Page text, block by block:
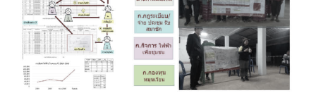
กองยุทธศาสตร์และแผนงาน
กองการต่างประเทศ
กองตรวจราชการ